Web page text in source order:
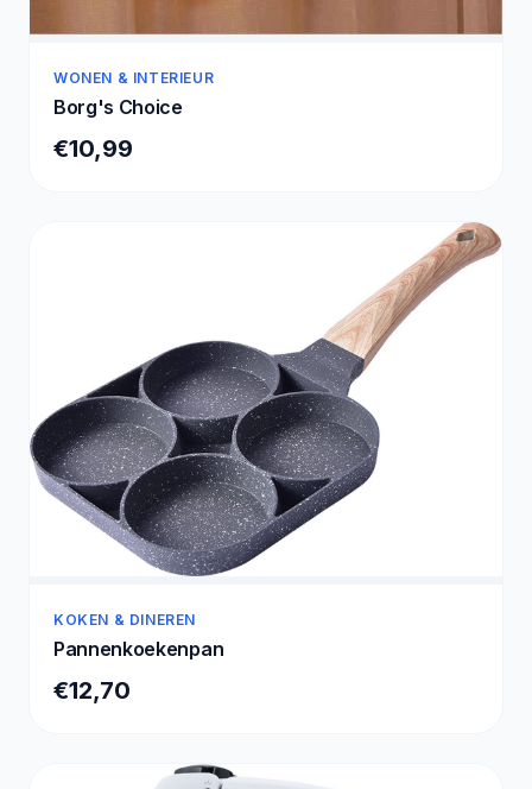
WONEN & INTERIEUR
Borg's Choice
€10,99
KOKEN & DINEREN
Pannenkoekenpan
€12,70